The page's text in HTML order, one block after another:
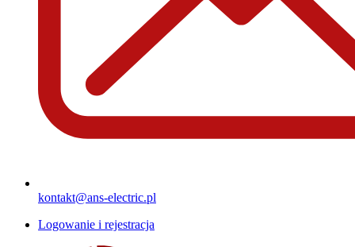
kontakt@ans-electric.pl
Logowanie i rejestracja